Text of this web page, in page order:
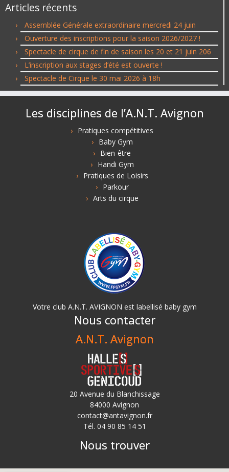
Articles récents
Assemblée Générale extraordinaire mercredi 24 juin
Ouverture des inscriptions pour la saison 2026/2027 !
Spectacle de cirque de fin de saison les 20 et 21 juin 206
L’inscription aux stages d’été est ouverte !
Spectacle de Cirque le 30 mai 2026 à 18h
Les disciplines de l’A.N.T. Avignon
Pratiques compétitives
Baby Gym
Bien-être
Handi Gym
Pratiques de Loisirs
Parkour
Arts du cirque
Votre club A.N.T. AVIGNON est labellisé baby gym
Nous contacter
A.N.T. Avignon
20 Avenue du Blanchissage
84000 Avignon
contact@antavignon.fr
Tél. 04 90 85 14 51
Nous trouver